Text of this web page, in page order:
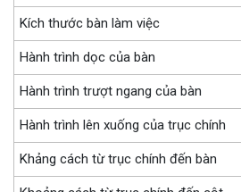
Kích thước bàn làm việc
Hành trình dọc của bàn
Hành trình trượt ngang của bàn
Hành trình lên xuống của trục chính
Khảng cách từ trục chính đến bàn